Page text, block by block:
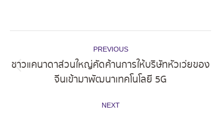
navigation
PREVIOUS
Previous
post:
ชาวแคนาดาส่วนใหญ่คัดค้านการให้บริษัทหัวเว่ยของ
จีนเข้ามาพัฒนาเทคโนโลยี 5G
NEXT